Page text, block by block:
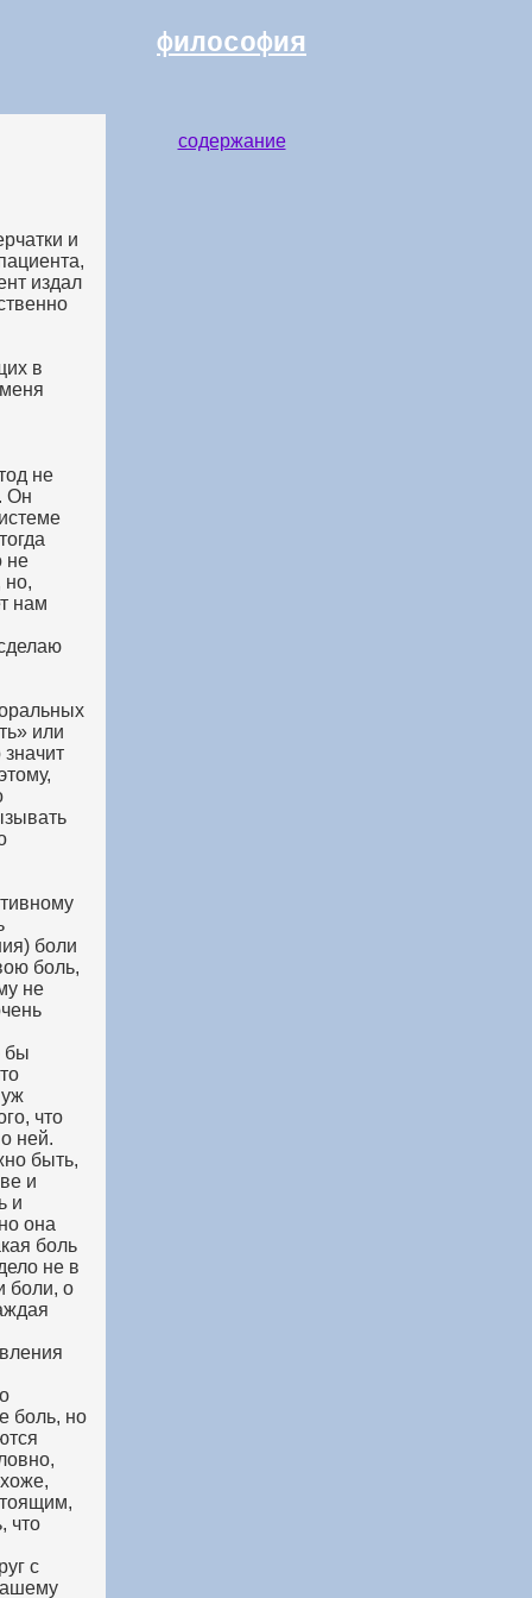
философия
и
издал
в
не
Он
не
но,
нам
или
боли
боль,
не
бы
что
ней.
быть,
и
и
она
боль
не в
боли, о
боль, но
что
с
содержание